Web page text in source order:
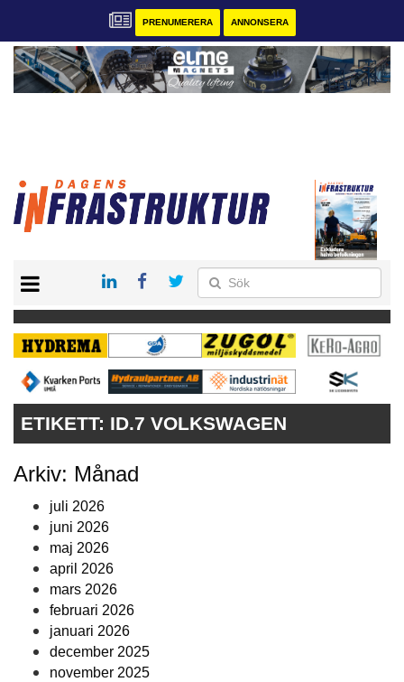
PRENUMERERA ANNONSERA
KONTAKT
VÅRA ANDRA MAGASIN
PRENUMERERA
ANNONSERA
ETIKETT: ID.7 VOLKSWAGEN
Arkiv: Månad
juli 2026
juni 2026
maj 2026
april 2026
mars 2026
februari 2026
januari 2026
december 2025
november 2025